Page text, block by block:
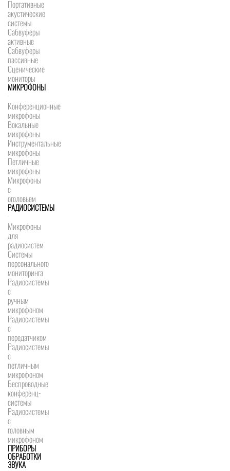
Портативные
акустические
системы
Сабвуферы
активные
Сабвуферы
пассивные
Сценические
мониторы
МИКРОФОНЫ
Конференционные
микрофоны
Вокальные
микрофоны
Инструментальные
микрофоны
Петличные
микрофоны
Микрофоны
с
оголовьем
РАДИОСИСТЕМЫ
Микрофоны
для
радиосистем
Системы
персонального
мониторинга
Радиосистемы
c
ручным
микрофоном
Радиосистемы
с
передатчиком
Радиосистемы
с
петличным
микрофоном
Беспроводные
конференц-
системы
Радиосистемы
с
головным
микрофоном
ПРИБОРЫ
ОБРАБОТКИ
ЗВУКА